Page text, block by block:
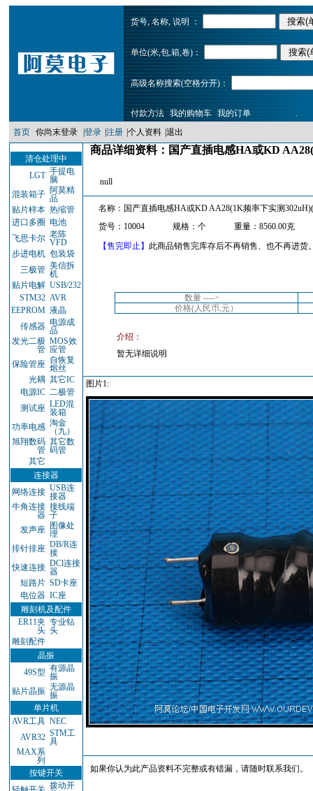
货号, 名称, 说明 ：
单位(米,包,箱,卷)：
高级名称搜索(空格分开)：
付款方法 我的购物车 我的订单
.
首页 你尚末登录 登录 注册 个人资料 退出
清仓处理中
LGT 手提电
脑
混装箱子 阿莫精
品
贴片样本 热缩管
进口多圈 电池
飞思卡尔 老陈
VFD
步进电机 包装袋
三极管 美信拆
机
贴片电解 USB/232
STM32 AVR
EEPROM 液晶
传感器 电源成
品
发光二极
管
MOS效
应管
保险管座 自恢复
熔丝
光耦 其它IC
电源IC 二极管
测试座 LED混
装箱
功率电感 淘金
（九）
旭翔数码
管
其它数
码管
其它
连接器
网络连接 USB连
接器
牛角连接
器
接线端
子
发声座 图像处
理
排针排座 DB/R连
接
快速连接 DCl连接
器
短路片 SD卡座
电位器 IC座
雕刻机及配件
ER11夹
头
专业钻
头
雕刻配件
晶振
49S型 有源晶
振
贴片晶振 无源晶
振
单片机
AVR工具 NEC
AVR32 STM工
具
MAX系
列
按键开关
拨动开
商品详细资料：国产直插电感HA或KD
null
名称：国产直插电感HA或KD AA28(1K频率下实测
货号：10004
规格：个
重量：8560.00克
【售完即止】 此商品销售完库存后不再销售、也不再进
数量 ---->
价格(人民币,元）
介绍：
暂无详细说明
图片1:
如果你认为此产品资料不完整或有错漏，请随时联系我们。